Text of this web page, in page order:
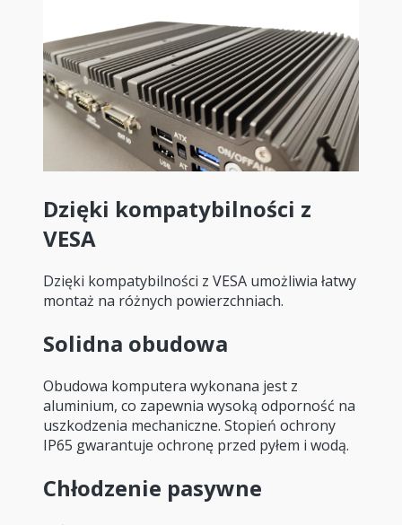
Dzięki kompatybilności z
VESA
Dzięki kompatybilności z VESA umożliwia łatwy
montaż na różnych powierzchniach.
Solidna obudowa
Obudowa komputera wykonana jest z
aluminium, co zapewnia wysoką odporność na
uszkodzenia mechaniczne. Stopień ochrony
IP65 gwarantuje ochronę przed pyłem i wodą.
Chłodzenie pasywne